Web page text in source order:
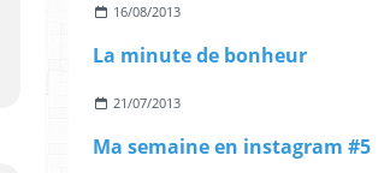
16/08/2013
La minute de bonheur
21/07/2013
Ma semaine en instagram #5